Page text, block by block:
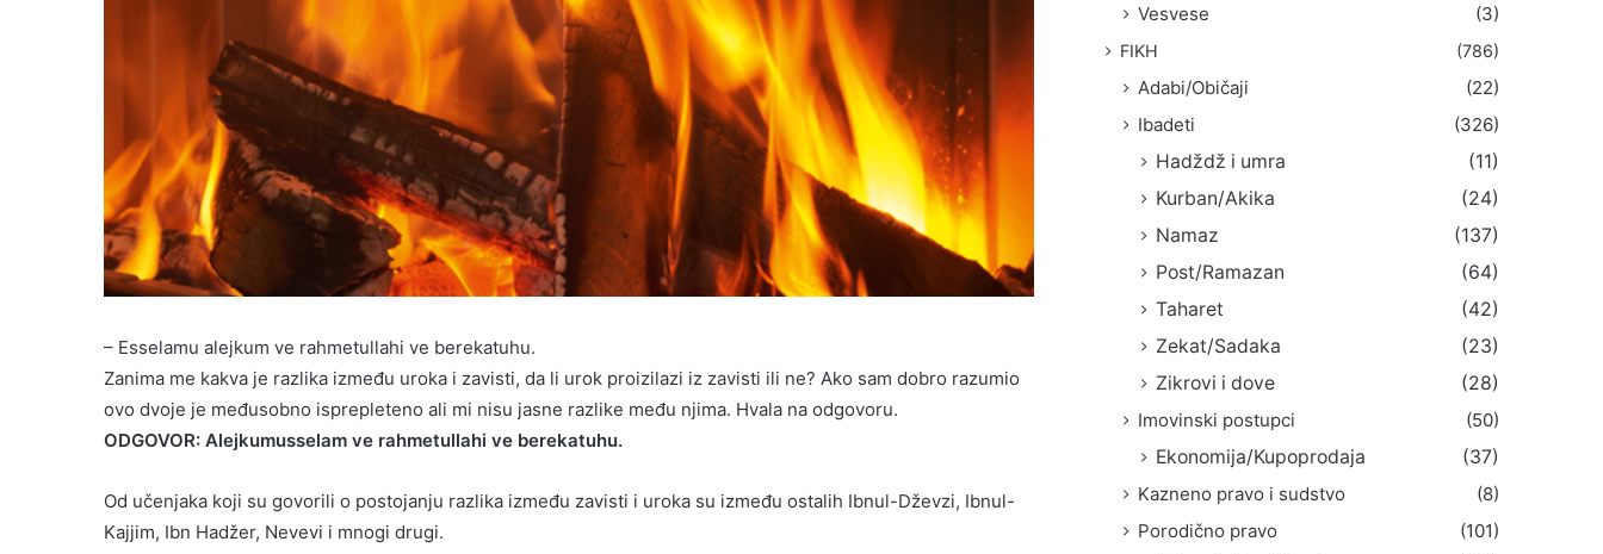
– Esselamu alejkum ve rahmetullahi ve berekatuhu.
Zanima me kakva je razlika između uroka i zavisti, da li urok proizilazi iz zavisti ili ne? Ako sam dobro razumio
ovo dvoje je međusobno isprepleteno ali mi nisu jasne razlike među njima. Hvala na odgovoru.
ODGOVOR: Alejkumusselam ve rahmetullahi ve berekatuhu.
Od učenjaka koji su govorili o postojanju razlika između zavisti i uroka su između ostalih Ibnul-Dževzi, Ibnul-
Kajjim, Ibn Hadžer, Nevevi i mnogi drugi.
Vesvese
(3)
FIKH (786)
Adabi/Običaji
(22)
Ibadeti
(326)
Hadždž i umra
(11)
Kurban/Akika
(24)
Namaz
(137)
Post/Ramazan
(64)
Taharet
(42)
Zekat/Sadaka
(23)
Zikrovi i dove
(28)
Imovinski postupci
(50)
Ekonomija/Kupoprodaja
(37)
Kazneno pravo i sudstvo
(8)
Porodično pravo
(101)